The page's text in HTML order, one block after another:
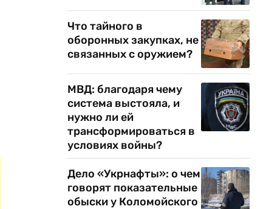
Что тайного в
оборонных закупках, не
связанных с оружием?
МВД: благодаря чему
система выстояла, и
нужно ли ей
трансформироваться в
условиях войны?
Дело «Укрнафты»: о чем
говорят показательные
обыски у Коломойского